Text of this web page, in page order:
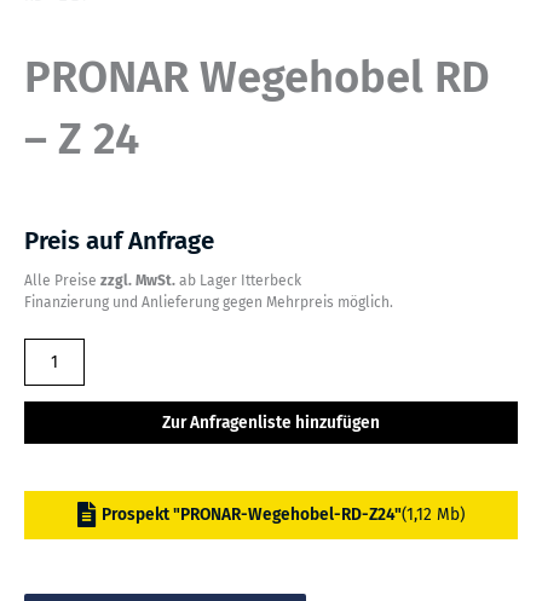
PRONAR Wegehobel RD
– Z 24
Preis auf Anfrage
Alle Preise zzgl. MwSt. ab Lager Itterbeck
Finanzierung und Anlieferung gegen Mehrpreis möglich.
PRONAR
Wegehobel
-
Zur Anfragenliste hinzufügen
Prospekt "PRONAR-Wegehobel-RD-Z24"(1,12 Mb)